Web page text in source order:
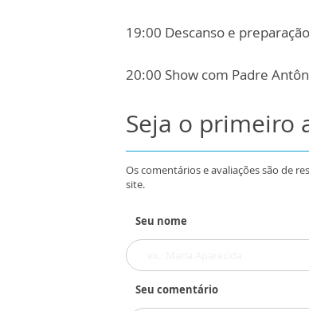
19:00 Descanso e
20:00 Show com Padre
Seja o primeiro
Os comentários e avaliações são de
site.
Seu nome
Seu comentário